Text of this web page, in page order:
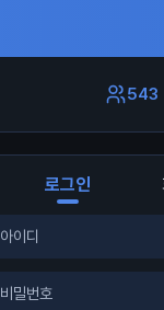
543
로그인